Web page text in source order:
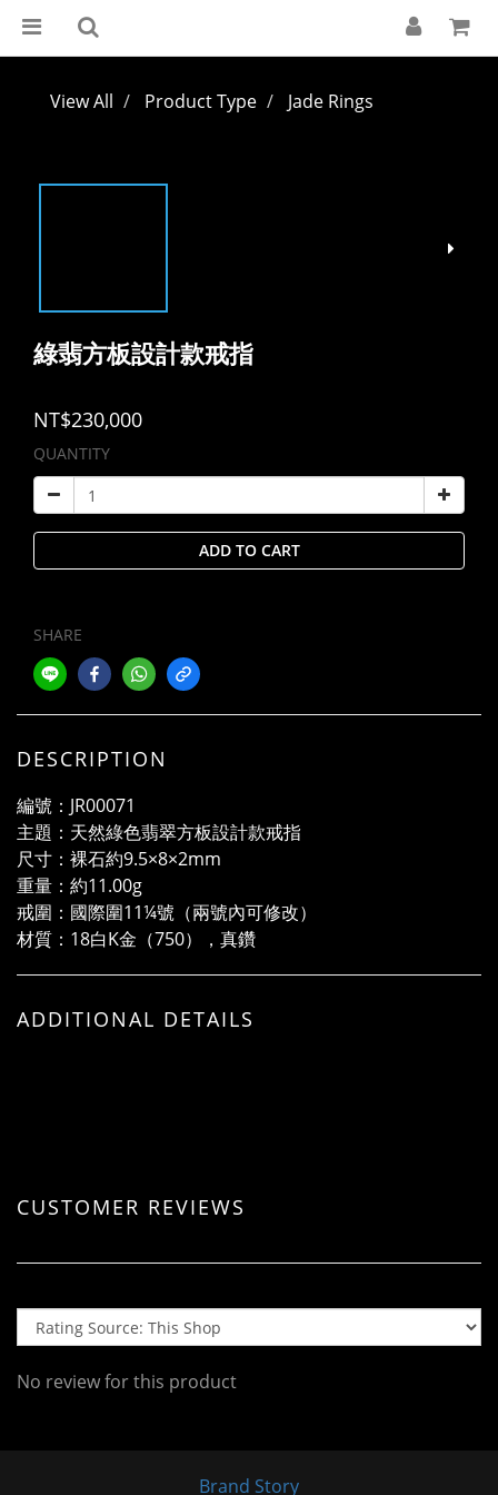
View All Product Type Jade Rings
綠翡方板設計款戒指
NT$230,000
QUANTITY
ADD TO CART
SHARE
DESCRIPTION
編號：JR00071
主題：天然綠色翡翠方板設計款戒指
尺寸：裸石約9.5×8×2mm
重量：約11.00g
戒圍：國際圍11¼號（兩號內可修改）
材質：18白K金（750），真鑽
ADDITIONAL DETAILS
CUSTOMER REVIEWS
No review for this product
Brand Story